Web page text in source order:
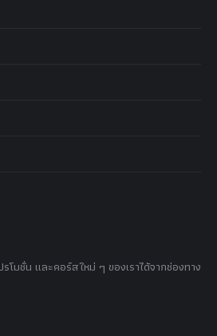
โมชั่น และคอร์สใหม่ ๆ ของเราได้จากช่องทาง